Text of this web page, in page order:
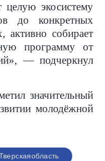
целую экосистему
до конкретных
активно собирает
программу от
— подчеркнул
значительный
молодёжной